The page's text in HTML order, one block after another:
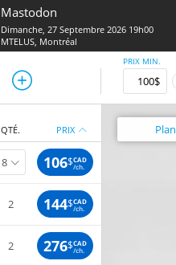
Mastodon
Dimanche, 27 Septembre 2026 19h00
MTELUS, Montréal
PRIX MIN.
QTÉ. PRIX
106$CAD
/ch.
2 144$CAD
/ch.
2 276$CAD
/ch.
Plan